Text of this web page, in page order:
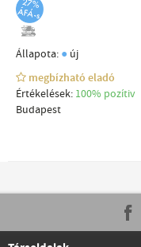
Állapota: ● új
megbízható eladó
Értékelések: 100% pozítiv
Budapest